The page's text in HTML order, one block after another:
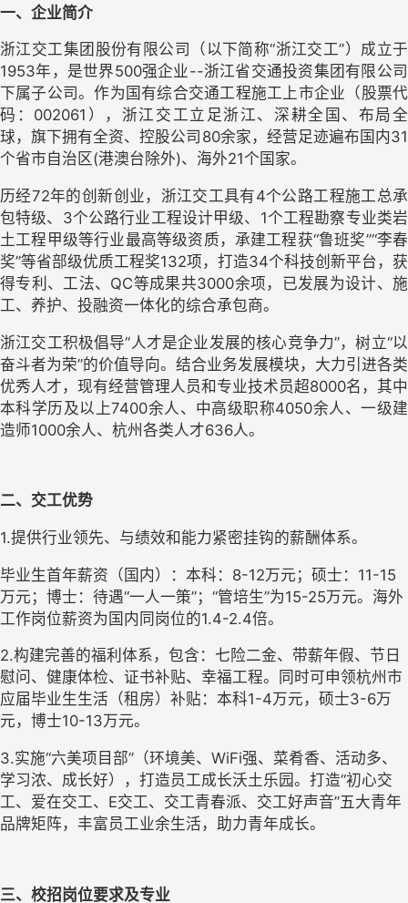
一、企业简介
浙江交工集团股份有限公司
（以下简称“浙江交工”）成立于
1953年，是世界500强企业--浙江省交通投资集团有限公司
下属子公司。作为国有综合交通工程施工上市企业（股票代
码： 002061 ），浙江交工立足浙江、深耕全国、布局全
球，旗下拥有全资、控股公司80余家，经营足迹遍布国内31
个省市自治区(港澳台除外)、海外21个国家。
历经72年的创新创业，浙江交工具有4个公路工程施工总承
包特级、3个公路行业工程设计甲级、1个工程勘察专业类岩
土工程甲级等行业最高等级资质，承建工程获“鲁班奖”“李春
奖”等省部级优质工程奖132项，打造34个科技创新平台，获
得专利、工法、QC等成果共3000余项，已发展为设计、施
工、养护、投融资一体化的综合承包商。
浙江交工积极倡导“人才是企业发展的核心竞争力”，树立“以
奋斗者为荣”的价值导向。结合业务发展模块，大力引进各类
优秀人才，现有经营管理人员和专业技术员超8000名，其中
本科学历及以上7400余人、中高级职称4050余人、一级建
造师1000余人、杭州各类人才636人。
二、交工优势
1.提供行业领先、与绩效和能力紧密挂钩的薪酬体系。
毕业生首年薪资（国内）： 本科：8-12万元；硕士：11-15
万元；博士：待遇“一人一策”；“管培生”为15-25万元。 海外
工作岗位薪资为国内同 岗位的1.4-2.4倍。
2.构建完善的福利体系，包含： 七险二金、带薪年假、节日
慰问、健康体检、证书补贴、幸福工程。
同时可申领杭州市
应届毕业生生活（租房）补贴： 本科1-4万元，硕士3-6万
元，博士10-13万元。
3.实施“六美项目部”（环境美、WiFi强、菜肴香、活动多、
学习浓、成长好），打造员工成长沃土乐园。打造“初心交
工、爱在交工、E交工、交工青春派、交工好声音”五大青年
品牌矩阵，丰富员工业余生活，助力青年成长。
三、校招岗位要求及专业